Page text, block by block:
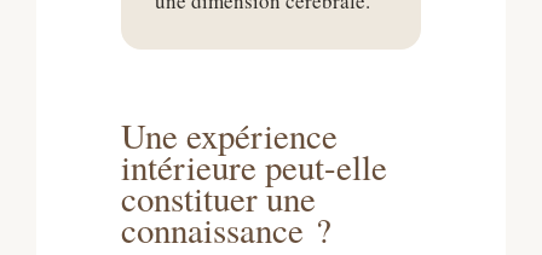
Une expérience
intérieure peut-elle
constituer une
connaissance ?